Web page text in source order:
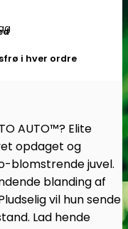
i hver ordre
AUTO™? Elite
opdaget og
blomstrende juvel.
blanding af
vil hun sende
Lad hende